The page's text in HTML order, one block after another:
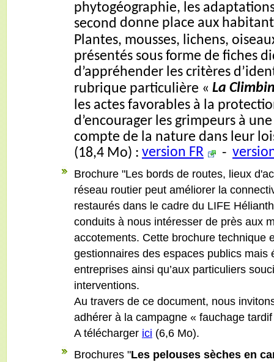
phytogéographie, les
second donne place aux
Plantes, mousses, lichens,
présentés sous forme de fiches
d’appréhender les critères
rubrique particulière « La
les actes favorables à la
d’encourager les grimpeurs à
compte de la nature dans leur
(18,4 Mo) : version FR -
Brochure "Les bords de routes, lieux
réseau routier peut améliorer la
restaurés dans le cadre du LIFE
conduits à nous intéresser de près aux
accotements. Cette brochure technique
gestionnaires des espaces publics mais
entreprises ainsi qu’aux particuliers
interventions.
Au travers de ce document, nous
adhérer à la campagne « fauchage
A télécharger ici (6,6 Mo).
Brochures "Les pelouses sèches en